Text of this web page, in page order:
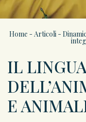
Home - Articoli-
IL
E